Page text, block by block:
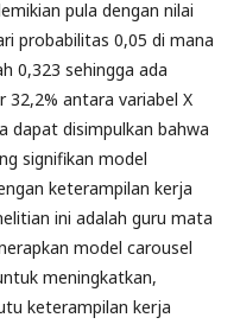
pula dengan nilai
probabilitas 0,05 di mana
0,323 sehingga ada
antara variabel X
dapat disimpulkan bahwa
signifikan model
keterampilan kerja
ini adalah guru mata
model carousel
meningkatkan,
keterampilan kerja